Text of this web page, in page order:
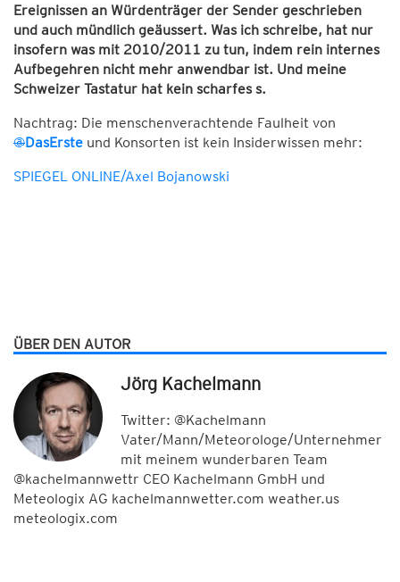
Ereignissen an Würdenträger der Sender geschrieben
und auch mündlich geäussert. Was ich schreibe, hat nur
insofern was mit 2010/2011 zu tun, indem rein internes
Aufbegehren nicht mehr anwendbar ist. Und meine
Schweizer Tastatur hat kein scharfes s.
Nachtrag: Die menschenverachtende Faulheit von
@DasErste und Konsorten ist kein Insiderwissen mehr:
SPIEGEL ONLINE/Axel Bojanowski
ÜBER DEN AUTOR
Jörg Kachelmann
Twitter: @Kachelmann
Vater/Mann/Meteorologe/Unternehmer
mit meinem wunderbaren Team
@kachelmannwettr CEO Kachelmann GmbH und
Meteologix AG kachelmannwetter.com weather.us
meteologix.com